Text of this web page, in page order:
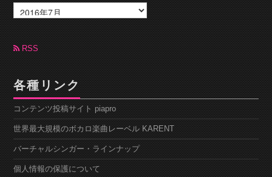
ー
カ
ブ RSS
各種リンク
コンテンツ投稿サイト piapro
世界最大規模のボカロ楽曲レーベル KARENT
バーチャルシンガー・ラインナップ
個人情報の保護について